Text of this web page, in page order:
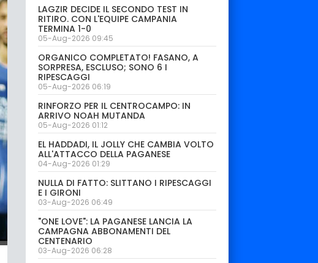
LAGZIR DECIDE IL SECONDO TEST IN
RITIRO. CON L'EQUIPE CAMPANIA
TERMINA 1-0
05-Aug-2026 09:45
ORGANICO COMPLETATO! FASANO, A
SORPRESA, ESCLUSO; SONO 6 I
RIPESCAGGI
05-Aug-2026 06:19
RINFORZO PER IL CENTROCAMPO: IN
ARRIVO NOAH MUTANDA
05-Aug-2026 01:12
EL HADDADI, IL JOLLY CHE CAMBIA VOLTO
ALL'ATTACCO DELLA PAGANESE
04-Aug-2026 01:29
NULLA DI FATTO: SLITTANO I RIPESCAGGI
E I GIRONI
03-Aug-2026 06:49
"ONE LOVE": LA PAGANESE LANCIA LA
CAMPAGNA ABBONAMENTI DEL
CENTENARIO
03-Aug-2026 06:28